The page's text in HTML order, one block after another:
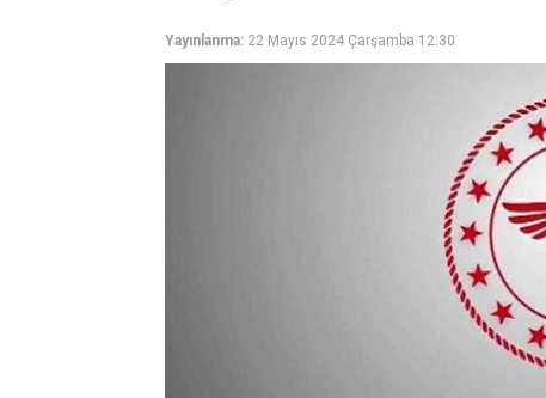
Yayınlanma: 22 Mayıs 2024 Çarşamba 12:30